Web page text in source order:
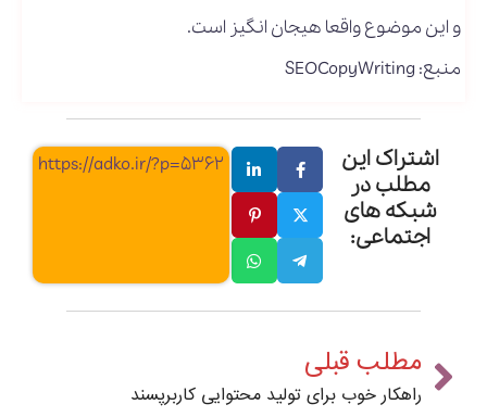
و این موضوع واقعا هیجان انگیز است.
منبع: SEOCopyWriting
اشتراک این
مطلب در
شبکه های
اجتماعی:
https://adko.ir/?p=5362
مطلب قبلی
راهکار خوب برای تولید محتوایی کاربرپسند